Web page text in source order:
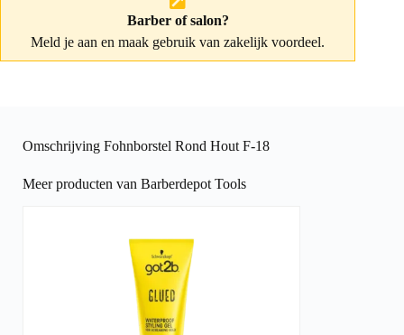
Barber of salon?
Meld je aan en maak gebruik van zakelijk voordeel.
Omschrijving Fohnborstel Rond Hout F-18
Meer producten van Barberdepot Tools